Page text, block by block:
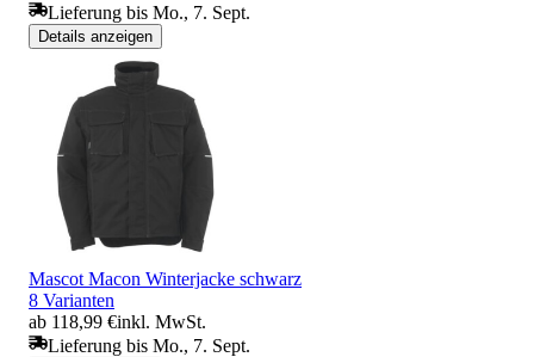
Lieferung bis Mo., 7. Sept.
Details anzeigen
Mascot Macon Winterjacke schwarz
8 Varianten
ab 118,99 €inkl. MwSt.
Lieferung bis Mo., 7. Sept.